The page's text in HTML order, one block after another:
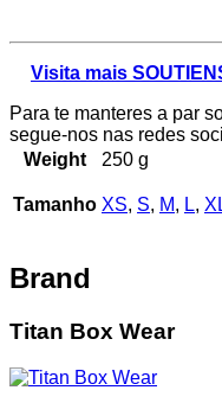
Visita mais
Para te manteres a par
segue-nos nas redes
Weight
250 g
Tamanho XS, S, M, L,
Brand
Titan Box Wear